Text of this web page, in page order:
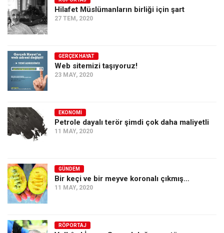
Ekonomi
Spor
Sağlık
Gıda-Beslenme
Türkiye
Siyaset
Dünya
Asya
Amerika
Hilafet Müslümanların birliği için şart
27 TEM, 2020
GERÇEK HAYAT
Web sitemizi taşıyoruz!
23 MAY, 2020
EKONOMI
Petrole dayalı terör şimdi çok daha maliyetli
11 MAY, 2020
GÜNDEM
Bir keçi ve bir meyve koronalı çıkmış…
11 MAY, 2020
RÖPORTAJ